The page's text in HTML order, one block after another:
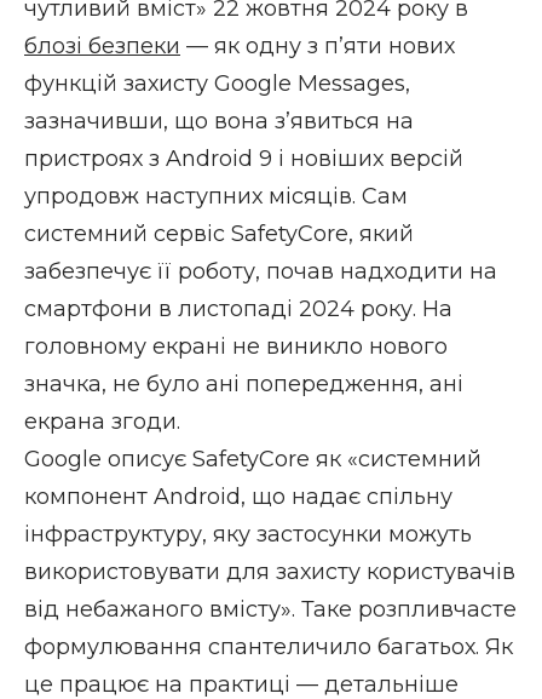
чутливий вміст» 22 жовтня 2024 року в
блозі безпеки — як одну з пʼяти нових
функцій захисту Google Messages,
зазначивши, що вона зʼявиться на
пристроях з Android 9 і новіших версій
упродовж наступних місяців. Сам
системний сервіс SafetyCore, який
забезпечує її роботу, почав надходити на
смартфони в листопаді 2024 року. На
головному екрані не виникло нового
значка, не було ані попередження, ані
екрана згоди.
Google описує SafetyCore як «системний
компонент Android, що надає спільну
інфраструктуру, яку застосунки можуть
використовувати для захисту користувачів
від небажаного вмісту». Таке розпливчасте
формулювання спантеличило багатьох. Як
це працює на практиці — детальніше